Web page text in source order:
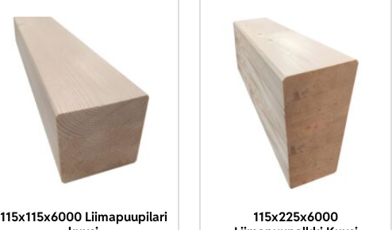
115x115x6000 Liimapuupilari
115x225x6000